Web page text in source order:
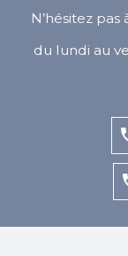
N’hésitez
du lundi au